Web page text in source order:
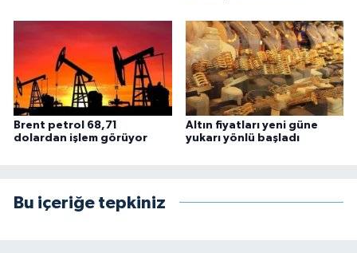
Brent petrol 68,71
dolardan işlem görüyor
Altın fiyatları yeni güne
yukarı yönlü başladı
Bu içeriğe tepkiniz